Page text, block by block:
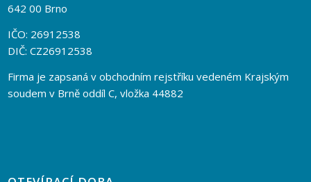
642 00 Brno
IČO: 26912538
DIČ: CZ26912538
Firma je zapsaná v obchodním rejstříku vedeném Krajským
soudem v Brně oddíl C, vložka 44882